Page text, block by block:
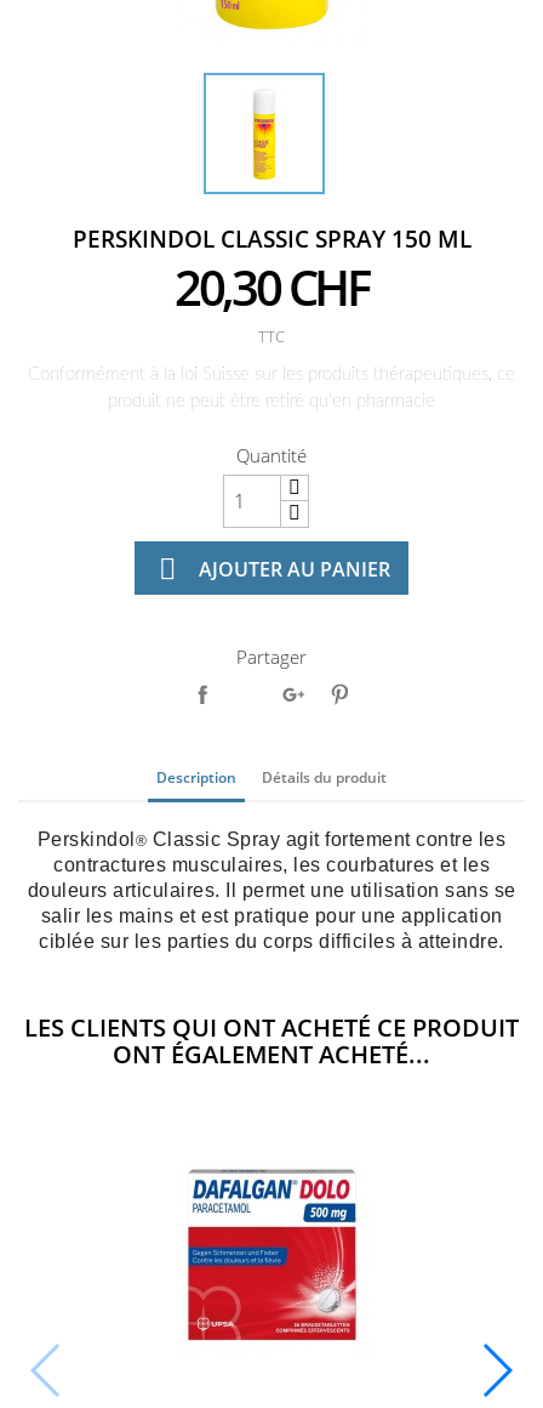
PERSKINDOL CLASSIC SPRAY 150 ML
20,30 CHF
TTC
Conformément à la loi Suisse sur les produits thérapeutiques, ce
produit ne peut être retiré qu'en pharmacie
Quantité
 AJOUTER AU PANIER
Partager
Description Détails du produit
Perskindol ® Classic Spray agit fortement contre les
contractures musculaires, les courbatures et les
douleurs articulaires. Il permet une utilisation sans se
salir les mains et est pratique pour une application
ciblée sur les parties du corps difficiles à atteindre.
LES CLIENTS QUI ONT ACHETÉ CE PRODUIT
ONT ÉGALEMENT ACHETÉ...